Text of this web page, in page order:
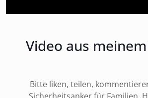
Video aus
Bitte liken, teilen,